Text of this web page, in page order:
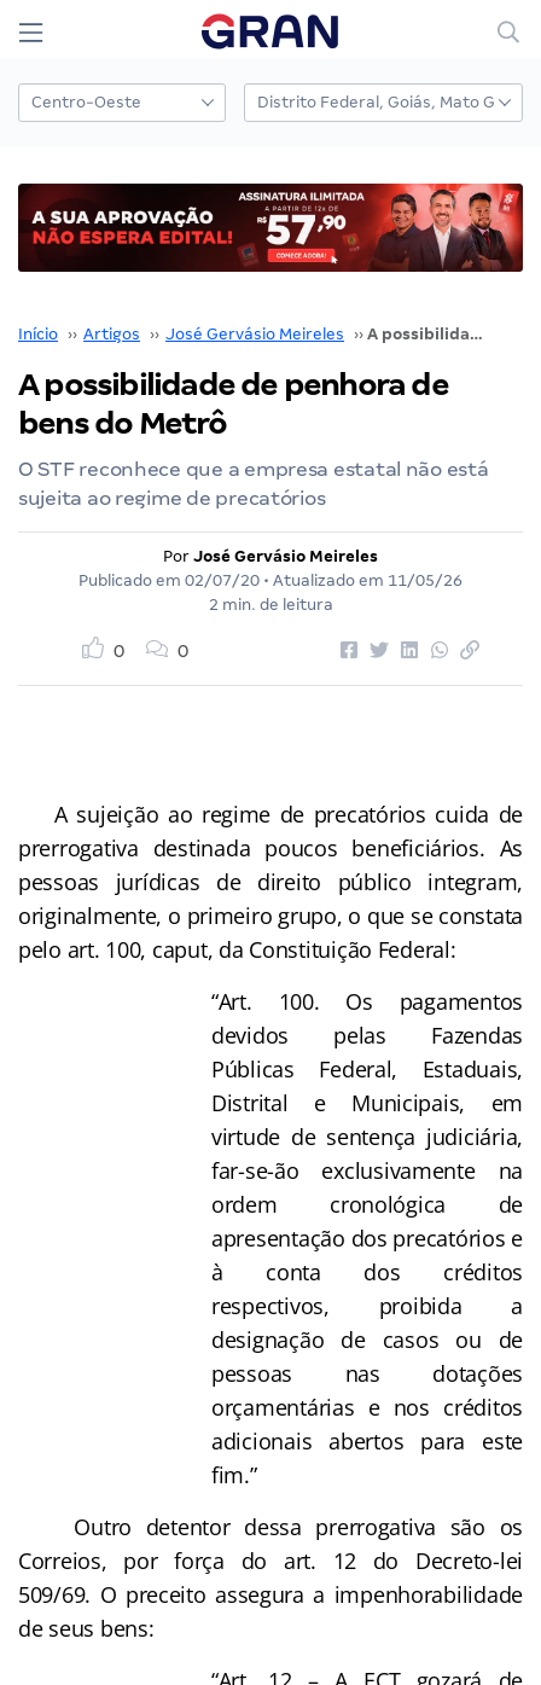
Início ›› Artigos ›› José Gervásio Meireles ›› A possibilidade de penhora de bens do Metrô
A possibilidade de penhora de
bens do Metrô
O STF reconhece que a empresa estatal não está
sujeita ao regime de precatórios
Por José Gervásio Meireles
Publicado em 02/07/20 • Atualizado em 11/05/26
2 min. de leitura
0 0
A sujeição ao regime de precatórios cuida de
prerrogativa destinada poucos beneficiários. As
pessoas jurídicas de direito público integram,
originalmente, o primeiro grupo, o que se constata
pelo art. 100, caput, da Constituição Federal:
“Art. 100. Os pagamentos
devidos pelas Fazendas
Públicas Federal, Estaduais,
Distrital e Municipais, em
virtude de sentença judiciária,
far-se-ão exclusivamente na
ordem cronológica de
apresentação dos precatórios e
à conta dos créditos
respectivos, proibida a
designação de casos ou de
pessoas nas dotações
orçamentárias e nos créditos
adicionais abertos para este
fim.”
Outro detentor dessa prerrogativa são os
Correios, por força do art. 12 do Decreto-lei
509/69. O preceito assegura a impenhorabilidade
de seus bens: